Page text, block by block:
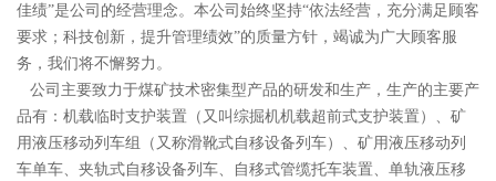
佳绩”是公司的经营理念。本公司始终坚持“依法经营，充分满足顾客
要求；科技创新，提升管理绩效”的质量方针，竭诚为广大顾客服
务，我们将不懈努力。
公司主要致力于煤矿技术密集型产品的研发和生产，生产的主要产
品有：机载临时支护装置（又叫综掘机机载超前式支护装置）、矿
用液压移动列车组（又称滑靴式自移设备列车）、矿用液压移动列
车单车、夹轨式自移设备列车、自移式管缆托车装置、单轨液压移